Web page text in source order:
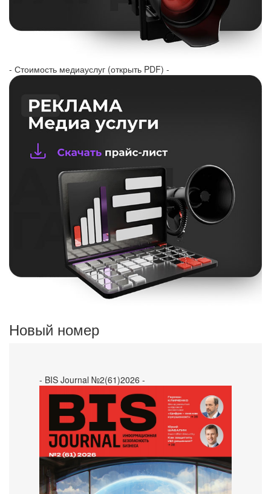
- Стоимость медиауслуг (открыть PDF) -
Новый номер
- BIS Journal №2(61)2026 -